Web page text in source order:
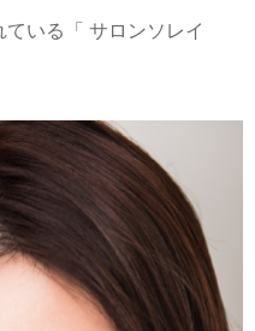
いる「 サロンソレイ